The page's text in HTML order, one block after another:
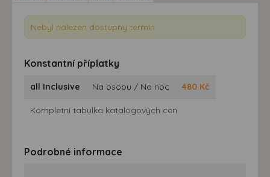
Nebyl nalezen dostupný termín.
Konstantní příplatky
all Inclusive Na osobu / Na noc 480 Kč
Kompletní tabulka katalogových cen
Podrobné informace